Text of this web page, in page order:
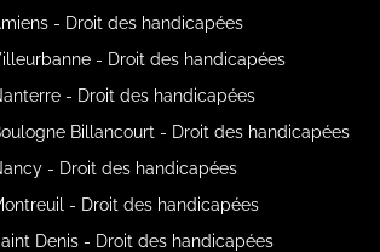
- Droit des handicapées
- Droit des handicapées
- Droit des handicapées
Billancourt - Droit des handicapées
- Droit des handicapées
- Droit des handicapées
Denis - Droit des handicapées